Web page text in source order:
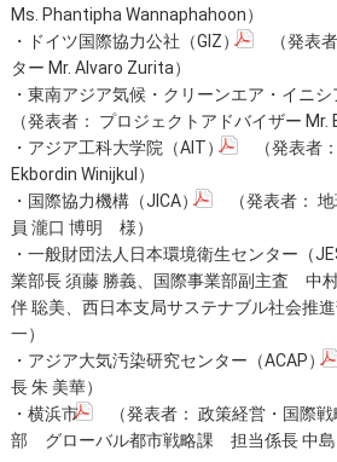
Ms. Phantipha Wannaphahoon）
・
ドイツ国際協力公社（GIZ）
（発表者
ター Mr. Alvaro Zurita）
・ 東南アジア気候・クリーンエア・イニシ
（発表者： プロジェクトアドバイザー
・ アジア工科大学院（AIT）
（発表者：
Ekbordin Winijkul）
・ 国際協力機構（JICA）
（発表者：
員 瀧口 博明 様）
・ 一般財団法人日本環境衛生センター（
業部長 須藤 勝義、国際事業部副主査 中
伴 聡美、西日本支局サステナブル社会推
一）
・ アジア大気汚染研究センター（ACAP）
長 朱 美華）
・ 横浜市
（発表者： 政策経営・国際
部 グローバル都市戦略課 担当係長 中島